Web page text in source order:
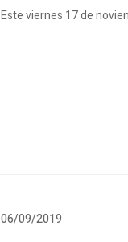
Este viernes 17 de
06/09/2019